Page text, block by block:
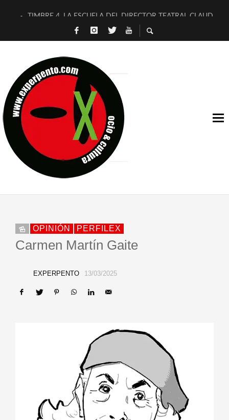
TIMBRE 4, LA ESCUELA DEL DIRECTOR TEATRAL CLAUDIO
30 AÑOS (NO ES NADA) DE LA KATARSIS DEL TOMATAZO
D’BALDOMEROS REINVENTAN [BITÁCORA 3.0] EN EXVITA
MARSHALL FLASH PRESENTA EN EXVITA [RELATIVA
JOFRE BARDAGÍ EN EXVITA INTERPRETANDO A SERRAT
YORCH PRESENTA [CURSO DE ARMONÍA PERSECUTORIA]
MAGALÍ SARE NOS EXPLICA [DESCASADA]
«NO TENGO PUTOS SUEÑOS»
OPINIÓN PERFILEX
Carmen Martín Gaite
EXPERPENTO 13/03/2025